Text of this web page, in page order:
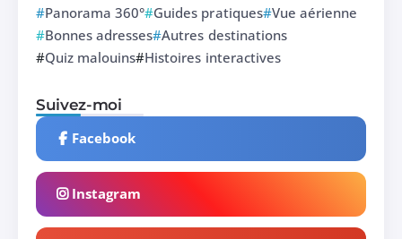
Panorama 360° Guides pratiques Vue aérienne
Bonnes adresses Autres destinations
Quiz malouins Histoires interactives
Suivez-moi
Facebook
Instagram